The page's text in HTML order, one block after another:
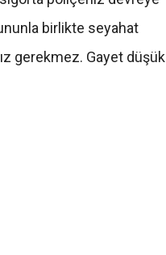
birlikte seyahat
gerekmez. Gayet düşük